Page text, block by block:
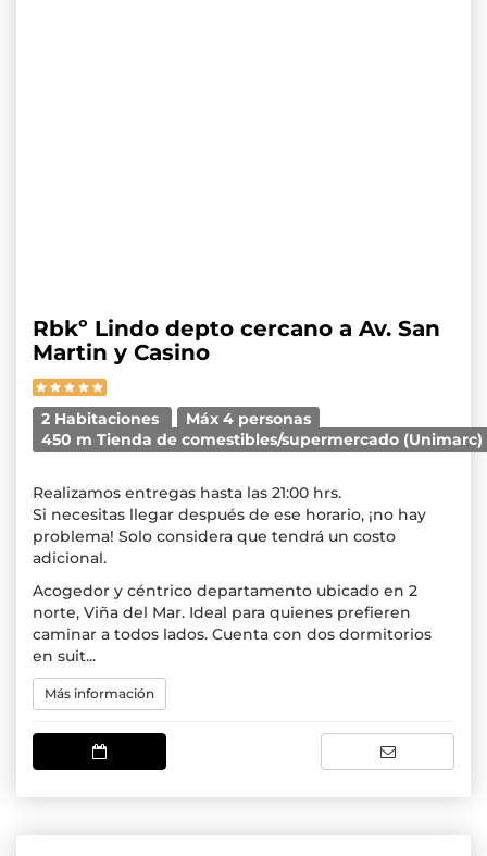
Rbkº Lindo depto cercano a Av. San
Martin y Casino
2 Habitaciones
Máx 4 personas
450 m Tienda de comestibles/supermercado (Unimarc)
Realizamos entregas hasta las 21:00 hrs.
Si necesitas llegar después de ese horario, ¡no hay
problema! Solo considera que tendrá un costo
adicional.
Acogedor y céntrico departamento ubicado en 2
norte, Viña del Mar. Ideal para quienes prefieren
caminar a todos lados. Cuenta con dos dormitorios
en suit...
Más información